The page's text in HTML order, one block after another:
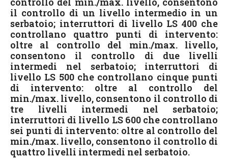
il controllo di un livello intermedio in un
serbatoio; interruttori di livello LS 400 che
controllano quattro punti di intervento:
oltre al controllo del min./max. livello,
consentono il controllo di due livelli
intermedi nel serbatoio; interruttori di
livello LS 500 che controllano cinque punti
di intervento: oltre al controllo del
min./max. livello, consentono il controllo di
tre livelli intermedi nel serbatoio;
interruttori di livello LS 600 che controllano
sei punti di intervento: oltre al controllo del
min./max. livello, consentono il controllo di
quattro livelli intermedi nel serbatoio.